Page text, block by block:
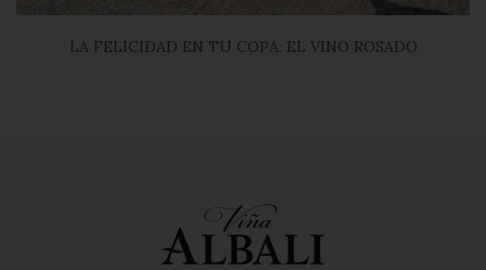
LA FELICIDAD EN TU COPA: EL VINO ROSADO